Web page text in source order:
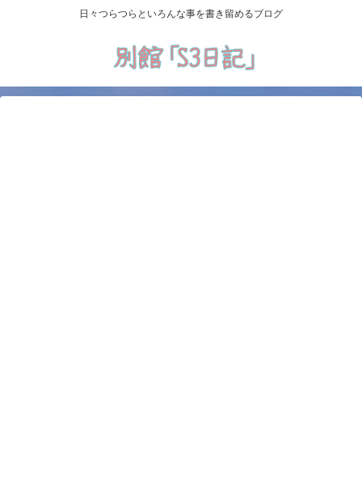
日々つらつらといろんな事を書き留めるブログ